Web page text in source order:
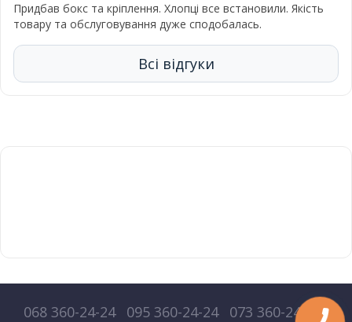
Придбав бокс та кріплення. Хлопці все встановили. Якість
товару та обслуговування дуже сподобалась.
Всі відгуки
068 360-24-24 095 360-24-24 073 360-24-24